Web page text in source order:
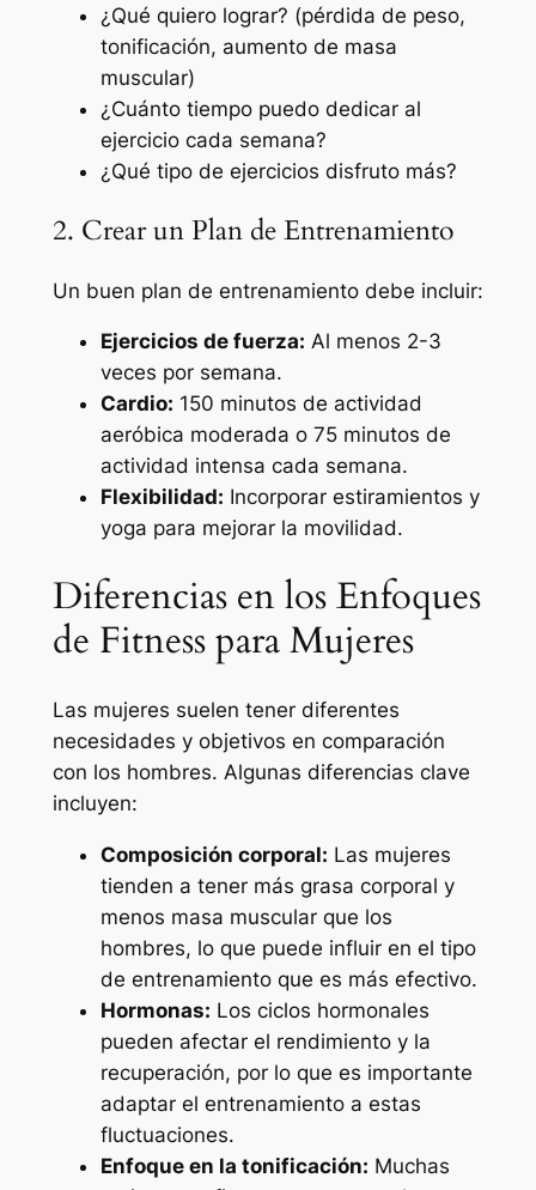
¿Qué quiero lograr? (pérdida de peso,
tonificación, aumento de masa
muscular)
¿Cuánto tiempo puedo dedicar al
ejercicio cada semana?
¿Qué tipo de ejercicios disfruto más?
2. Crear un Plan de Entrenamiento
Un buen plan de entrenamiento debe incluir:
Ejercicios de fuerza: Al menos 2-3
veces por semana.
Cardio: 150 minutos de actividad
aeróbica moderada o 75 minutos de
actividad intensa cada semana.
Flexibilidad: Incorporar estiramientos y
yoga para mejorar la movilidad.
Diferencias en los Enfoques
de Fitness para Mujeres
Las mujeres suelen tener diferentes
necesidades y objetivos en comparación
con los hombres. Algunas diferencias clave
incluyen:
Composición corporal: Las mujeres
tienden a tener más grasa corporal y
menos masa muscular que los
hombres, lo que puede influir en el tipo
de entrenamiento que es más efectivo.
Hormonas: Los ciclos hormonales
pueden afectar el rendimiento y la
recuperación, por lo que es importante
adaptar el entrenamiento a estas
fluctuaciones.
Enfoque en la tonificación: Muchas